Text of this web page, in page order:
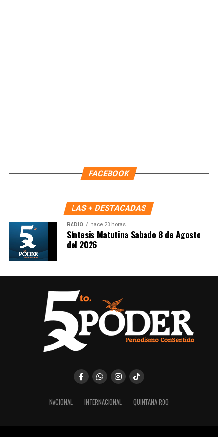
FACEBOOK
LAS + DESTACADAS
RADIO hace 23 horas
Síntesis Matutina Sabado 8 de Agosto
del 2026
NACIONAL INTERNACIONAL QUINTANA ROO